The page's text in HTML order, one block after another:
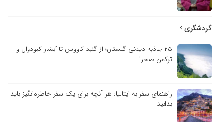
گردشگری
۲۵ جاذبه دیدنی گلستان؛ از گنبد کاووس تا آبشار کبودوال و
ترکمن صحرا
راهنمای سفر به ایتالیا: هر آنچه برای یک سفر خاطره‌انگیز باید
بدانید